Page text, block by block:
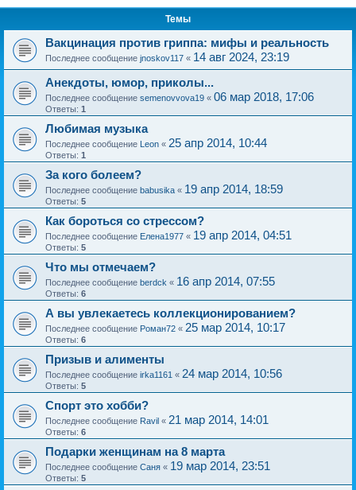
Темы
Вакцинация против гриппа: мифы и реальность
Последнее сообщение jnoskov117 « 14 авг 2024, 23:19
Анекдоты, юмор, приколы...
Последнее сообщение semenovvova19 « 06 мар 2018, 17:06
Ответы: 1
Любимая музыка
Последнее сообщение Leon « 25 апр 2014, 10:44
Ответы: 1
За кого болеем?
Последнее сообщение babusika « 19 апр 2014, 18:59
Ответы: 5
Как бороться со стрессом?
Последнее сообщение Елена1977 « 19 апр 2014, 04:51
Ответы: 5
Что мы отмечаем?
Последнее сообщение berdck « 16 апр 2014, 07:55
Ответы: 6
А вы увлекаетесь коллекционированием?
Последнее сообщение Роман72 « 25 мар 2014, 10:17
Ответы: 6
Призыв и алименты
Последнее сообщение irka1161 « 24 мар 2014, 10:56
Ответы: 5
Спорт это хобби?
Последнее сообщение Ravil « 21 мар 2014, 14:01
Ответы: 6
Подарки женщинам на 8 марта
Последнее сообщение Саня « 19 мар 2014, 23:51
Ответы: 5